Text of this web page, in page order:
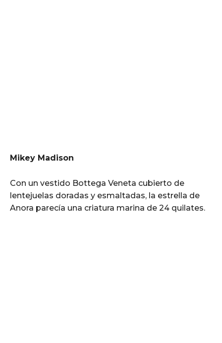
Mikey Madison
Con un vestido Bottega Veneta cubierto de
lentejuelas doradas y esmaltadas, la estrella de
Anora parecía una criatura marina de 24 quilates.